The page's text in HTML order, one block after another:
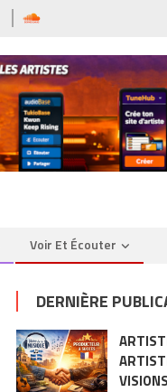
Voir Et Écouter
DERNIÈRE